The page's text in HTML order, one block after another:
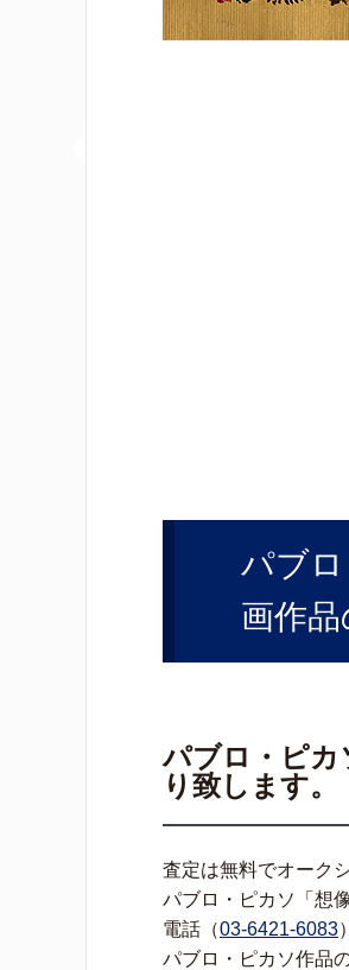
パブ
画作
パブロ・ピカ
り致します。
査定は無料でオーク
パブロ・ピカソ「想
電話（03-6421-6083
パブロ・ピカソ作品